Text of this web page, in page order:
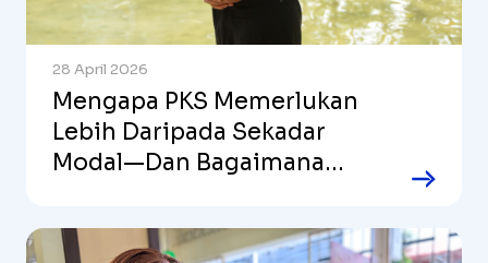
28 April 2026
Mengapa PKS Memerlukan
Lebih Daripada Sekadar
Modal—Dan Bagaimana